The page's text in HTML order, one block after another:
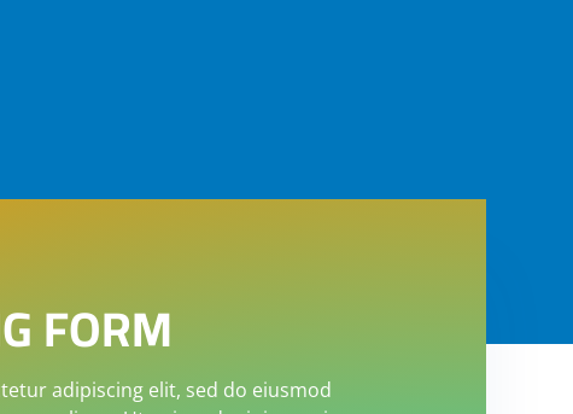
FORM
adipiscing elit, sed do eiusmod